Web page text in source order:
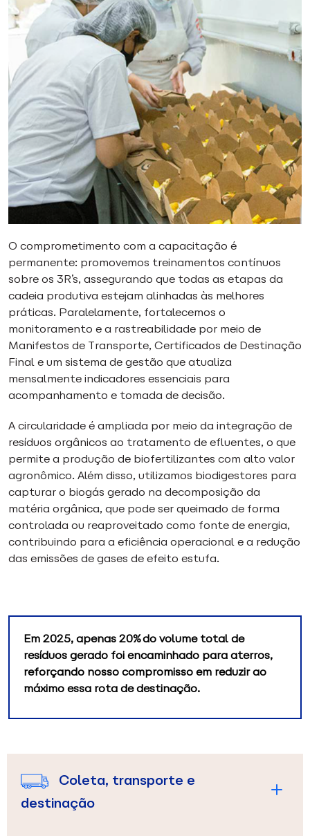
O comprometimento com a capacitação é
permanente: promovemos treinamentos contínuos
sobre os 3R’s, assegurando que todas as etapas da
cadeia produtiva estejam alinhadas às melhores
práticas. Paralelamente, fortalecemos o
monitoramento e a rastreabilidade por meio de
Manifestos de Transporte, Certificados de Destinação
Final e um sistema de gestão que atualiza
mensalmente indicadores essenciais para
acompanhamento e tomada de decisão.
A circularidade é ampliada por meio da integração de
resíduos orgânicos ao tratamento de efluentes, o que
permite a produção de biofertilizantes com alto valor
agronômico. Além disso, utilizamos biodigestores para
capturar o biogás gerado na decomposição da
matéria orgânica, que pode ser queimado de forma
controlada ou reaproveitado como fonte de energia,
contribuindo para a eficiência operacional e a redução
das emissões de gases de efeito estufa.
Em 2025, apenas 20% do volume total de
resíduos gerado foi encaminhado para aterros,
reforçando nosso compromisso em reduzir ao
máximo essa rota de destinação.
Coleta, transporte e
destinação